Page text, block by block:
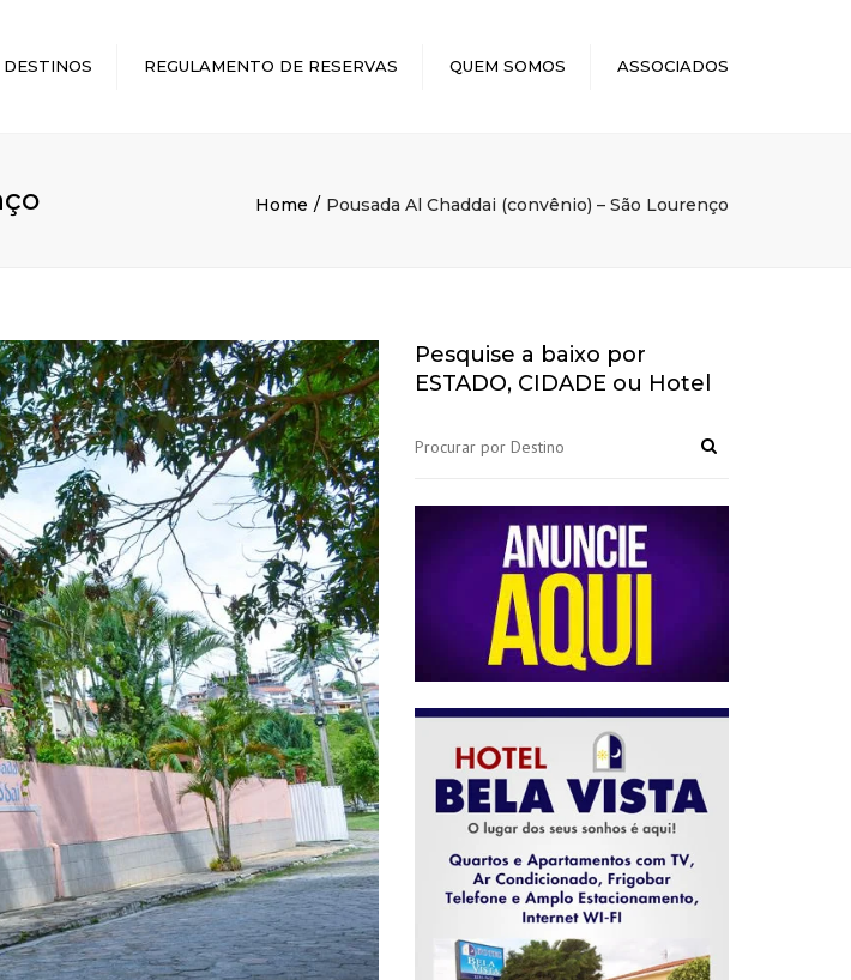
DESTINOS REGULAMENTO DE RESERVAS QUEM SOMOS ASSOCIADOS
Home Pousada Al Chaddai (convênio) – São Lourenço
Pesquise a baixo por
ESTADO, CIDADE ou Hotel